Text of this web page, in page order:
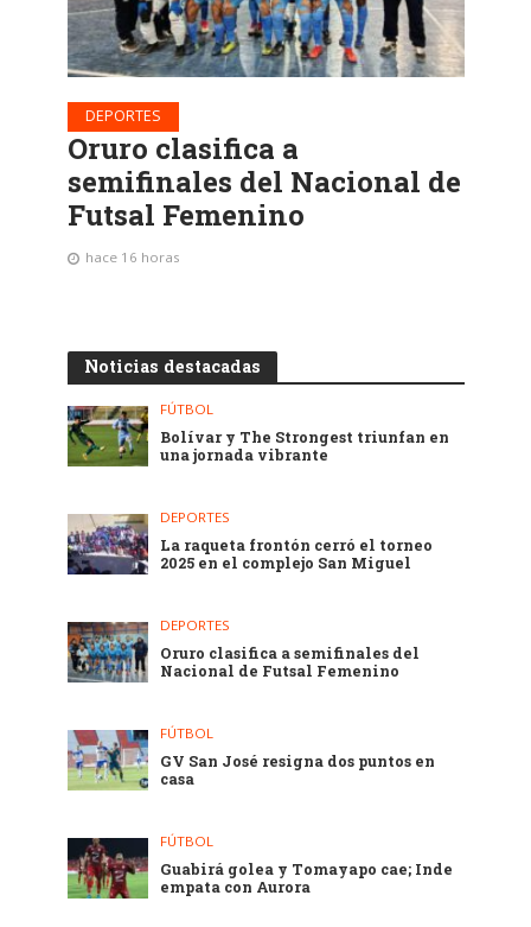
DEPORTES
Oruro clasifica a
semifinales del Nacional de
Futsal Femenino
hace 16 horas
Noticias destacadas
FÚTBOL
Bolívar y The Strongest triunfan en
una jornada vibrante
DEPORTES
La raqueta frontón cerró el torneo
2025 en el complejo San Miguel
DEPORTES
Oruro clasifica a semifinales del
Nacional de Futsal Femenino
FÚTBOL
GV San José resigna dos puntos en
casa
FÚTBOL
Guabirá golea y Tomayapo cae; Inde
empata con Aurora